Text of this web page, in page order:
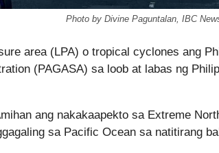
Photo by Divine Paguntalan, IBC
area (LPA) o tropical cyclones ang
(PAGASA) sa loob at labas ng
ang nakakaapekto sa Extreme
sa Pacific Ocean sa natitirang